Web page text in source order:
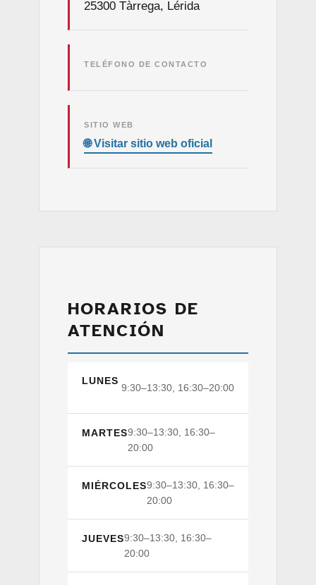
25300 Tàrrega, Lérida
TELÉFONO DE CONTACTO
SITIO WEB
HORARIOS DE
ATENCIÓN
LUNES
9:30–13:30, 16:30–20:00
MARTES9:30–13:30, 16:30–
20:00
MIÉRCOLES9:30–13:30, 16:30–
20:00
JUEVES9:30–13:30, 16:30–
20:00